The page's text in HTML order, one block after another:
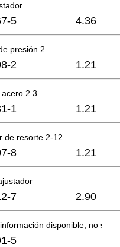
5 4.36
presión 2
2 1.21
acero 2.3
1 1.21
de resorte 2-12
8 1.21
7 2.90
disponible, no se
5